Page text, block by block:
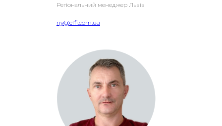
Регіональний менеджер Львів
ny@effi.com.ua